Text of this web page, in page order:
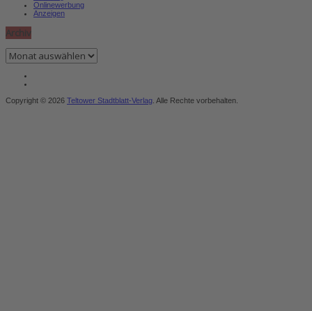
Onlinewerbung
Anzeigen
Archiv
Archiv
Copyright © 2026 Teltower Stadtblatt-Verlag . Alle Rechte vorbehalten.